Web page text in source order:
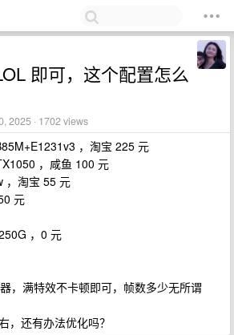
即可，这个配置怎么
2025 · 1702 views
，淘宝 225 元
，咸鱼 100 元
，淘宝 55 元
元
，0 元
，满特效不卡顿即可，帧数多少无所谓
，还有办法优化吗？